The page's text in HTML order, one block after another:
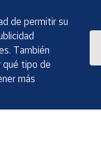
de permitir su
También
qué tipo de
más